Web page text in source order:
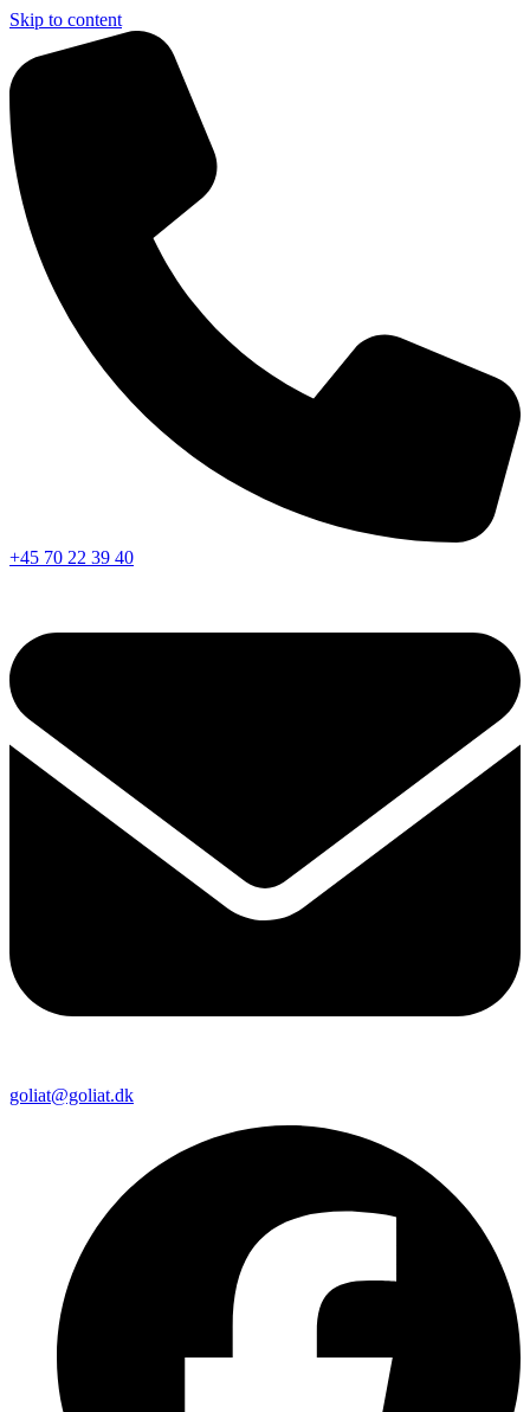
Skip to content
+45 70 22 39 40
goliat@goliat.dk